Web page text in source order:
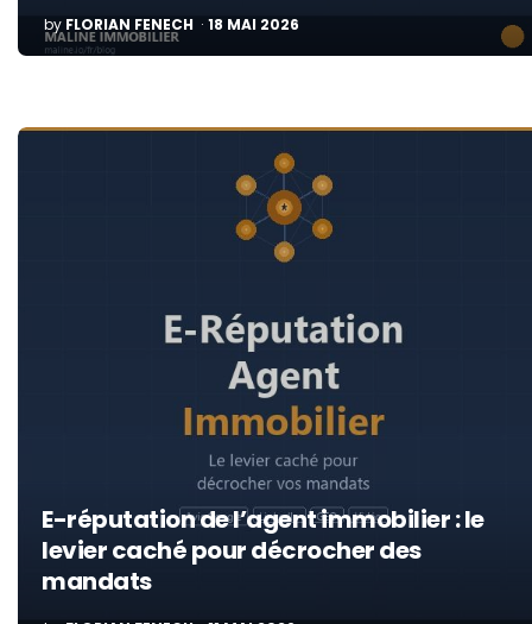
POSTED
BY
by FLORIAN FENECH 18 MAI 2026
E-réputation de l’agent immobilier : le
levier caché pour décrocher des
mandats